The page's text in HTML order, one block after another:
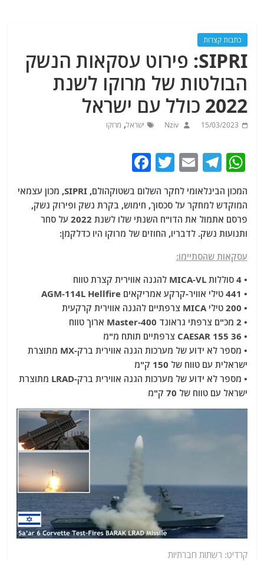
כתבות קצרות
SIPRI: פירוט עסקאות הנשק
הבולטות של מרוקו לשנת
2022 כולל עם ישראל
15/03/2023
Nziv ישראל, מרוקו
W
at
s
A
p
p
T
e
g
ra
m
E
ai
l
T
w
itt
er
c
e
b
o
k
המכון הבינלאומי לחקר השלום בשטוקהולם, SIPRI, מכון עצמאי
המוקדש למחקר על סכסוך, חימוש, בקרת נשק ופירוק נשק,
פרסם אתמול את הדו"ח השנתי שלו לשנת 2022 על סחר
ותנועות נשק. לדבריו, החוזים של מרוקו היו כדלקמן:
עסקאות שהסתיימו:
• 4 סוללות MICA-VL להגנה אווירית קצרת טווח
• 441 טילי אוויר-קרקע אמריקאים AGM-114L Hellfire
• 200 טילי MICA צרפתיים להגנה אווירית קרקעית
• 2 מכ"ם צרפתי גראונד Master-400 ארוך טווח
• 36 CAESAR 155 צרפתיים תותח מ"מ
• מספר לא ידוע של מערכות הגנה אווירית ברק-MX מתוצרת
ישראלית עם טווח של 150 ק"מ
• מספר לא ידוע של מערכות הגנה אווירית ברק-LRAD מתוצרת
ישראל עם טווח של 70 ק"מ
קרדיט: רשתות חברתיות